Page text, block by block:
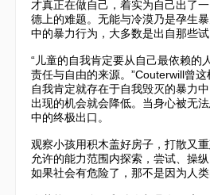
才真正在做自己，着实为自己出了
德上的难题。无能与冷漠乃是孕生
中的暴力行为，大多数是出自那些
“儿童的自我肯定要从自己最依赖的
责任与自由的来源。”Couterwill曾这
自我肯定就存在于自我毁灭的暴力
出现的机会就会降低。当身心被无
中的终极出口。
观察小孩用积木盖好房子，打散又
允许的能力范围内探索，尝试、操
如果社会有危险了，那不是因为人